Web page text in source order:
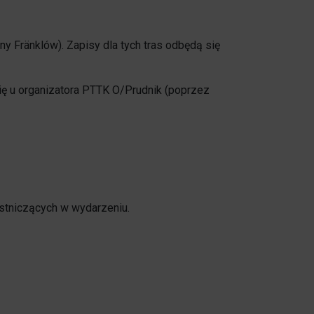
Fränklów). Zapisy dla tych tras odbędą się
u organizatora PTTK O/Prudnik (poprzez
w wydarzeniu.